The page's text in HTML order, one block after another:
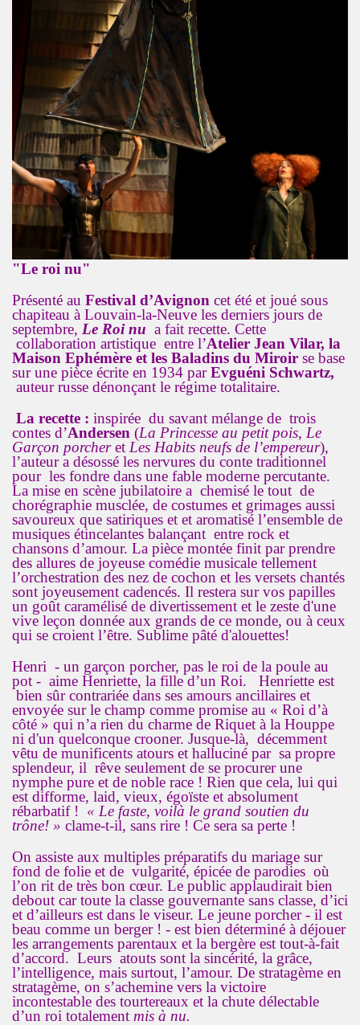
"Le roi nu"
Présenté au Festival d’Avignon cet été et joué sous
chapiteau à Louvain-la-Neuve les derniers jours de
septembre, Le Roi nu a fait recette. Cette
collaboration artistique entre l’Atelier Jean Vilar, la
Maison Ephémère et les Baladins du Miroir se base
sur une pièce écrite en 1934 parEvguéni Schwartz,
auteur russe dénonçant le régime totalitaire.
La recette : inspirée du savant mélange de trois
contes d’Andersen (La Princesse au petit pois, Le
Garçon porcher et Les Habits neufs de l’empereur),
l’auteur a désossé les nervures du conte traditionnel
pour les fondre dans une fable moderne percutante.
La mise en scène jubilatoire a chemisé le tout de
chorégraphie musclée, de costumes et grimages aussi
savoureux que satiriques et et aromatisé l’ensemble de
musiques étincelantes balançant entre rock et
chansons d’amour. La pièce montée finit par prendre
des allures de joyeuse comédie musicale tellement
l’orchestration des nez de cochon et les versets chantés
sont joyeusement cadencés. Il restera sur vos papilles
un goût caramélisé de divertissement et le zeste d'une
vive leçon donnée aux grands de ce monde, ou à ceux
qui se croient l’être. Sublime pâté d'alouettes!
Henri - un garçon porcher, pas le roi de la poule au
pot - aime Henriette, la fille d’un Roi. Henriette est
bien sûr contrariée dans ses amours ancillaires et
envoyée sur le champ comme promise au « Roi d’à
côté » qui n’a rien du charme de Riquet à la Houppe
ni d'un quelconque crooner. Jusque-là, décemment
vêtu de munificents atours et halluciné par sa propre
splendeur, il rêve seulement de se procurer une
nymphe pure et de noble race ! Rien que cela, lui qui
est difforme, laid, vieux, égoïste et absolument
rébarbatif ! « Le faste, voilà le grand soutien du
trône! » clame-t-il, sans rire ! Ce sera sa perte !
On assiste aux multiples préparatifs du mariage sur
fond de folie et de vulgarité, épicée de parodies où
l’on rit de très bon cœur. Le public applaudirait bien
debout car toute la classe gouvernante sans classe, d’ici
et d’ailleurs est dans le viseur. Le jeune porcher - il est
beau comme un berger ! - est bien déterminé à déjouer
les arrangements parentaux et la bergère est tout-à-fait
d’accord. Leurs atouts sont la sincérité, la grâce,
l’intelligence, mais surtout, l’amour. De stratagème en
stratagème, on s’achemine vers la victoire
incontestable des tourtereaux et la chute délectable
d’un roi totalement mis à nu.